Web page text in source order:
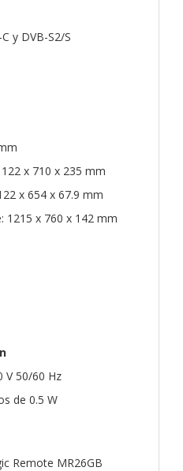
y DVB-S2/S
x 710 x 235 mm
x 654 x 67.9 mm
1215 x 760 x 142 mm
V 50/60 Hz
de 0.5 W
Remote MR26GB